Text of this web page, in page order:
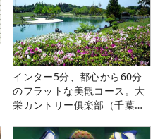
インター5分、都心から60分
のフラットな美観コース。大
栄カントリー俱楽部（千葉